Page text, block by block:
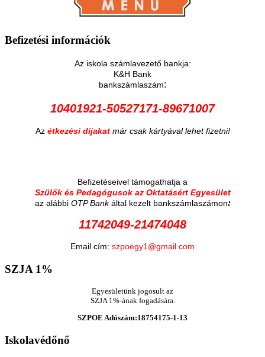
Befizetési információk
Az iskola számlavezető bankja:
K&H Bank
bankszámlaszám:
10401921-50527171-89671007
Az étkezési díjakat már csak kártyával lehet fizetni!
Befizetéseivel támogathatja a
Szülők és Pedagógusok az Oktatásért Egyesület
az alábbi OTP Bankáltal kezelt bankszámlaszámon:
11742049-21474048
Email cím: szpoegy1@gmail.com
SZJA 1%
Egyesületünk jogosult az
SZJA 1%-ának fogadására.
SZPOE Adószám:18754175-1-13
Iskolavédőnő